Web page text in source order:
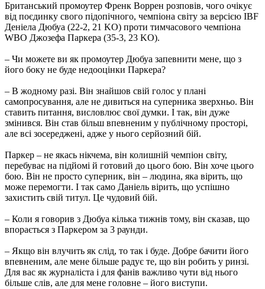
Британський промоутер Френк Воррен розповів, чого очікує
від поєдинку свого підопічного, чемпіона світу за версією IBF
Деніела Дюбуа (22-2, 21 KO) проти тимчасового чемпіона
WBO Джозефа Паркера (35-3, 23 KO).
– Чи можете ви як промоутер Дюбуа запевнити мене, що з
його боку не буде недооцінки Паркера?
– В жодному разі. Він знайшов свій голос у плані
самопросування, але не дивиться на суперника зверхньо. Він
ставить питання, висловлює свої думки. І так, він дуже
змінився. Він став більш впевненим у публічному просторі,
але всі зосереджені, адже у нього серйозний бій.
Паркер – не якась нікчема, він колишній чемпіон світу,
перебуває на підйомі й готовий до цього бою. Він хоче цього
бою. Він не просто суперник, він – людина, яка вірить, що
може перемогти. І так само Даніель вірить, що успішно
захистить свій титул. Це чудовий бій.
– Коли я говорив з Дюбуа кілька тижнів тому, він сказав, що
впорається з Паркером за 3 раунди.
– Якщо він влучить як слід, то так і буде. Добре бачити його
впевненим, але мене більше радує те, що він робить у ринзі.
Для вас як журналіста і для фанів важливо чути від нього
більше слів, але для мене головне – його виступи.